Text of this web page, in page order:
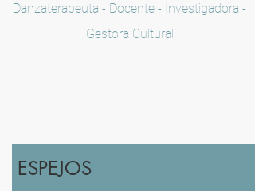
Danzaterapeuta - Docente - Investigadora -
Gestora Cultural
ESPEJOS